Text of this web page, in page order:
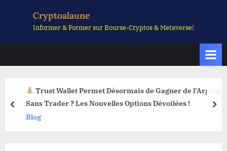
Cryptoalaune
Informer & Former sur Bourse-Cryptos & Metaverse!
Trust Wallet Permet Désormais de Gagner de l’Argent
Sans Trader ? Les Nouvelles Options Dévoilées !
Blog
prev